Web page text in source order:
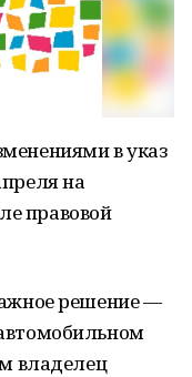
в указ
на
правовой
решение —
владелец